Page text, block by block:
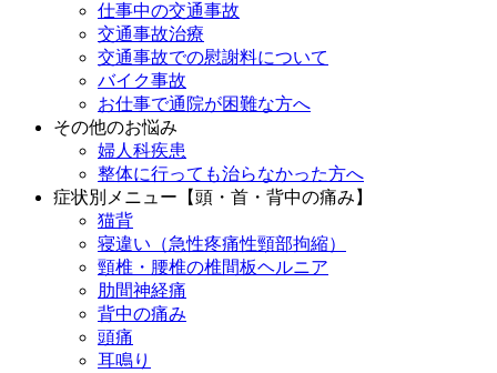
仕事中の交通事故
交通事故治療
交通事故での慰謝料について
バイク事故
お仕事で通院が困難な方へ
その他のお悩み
婦人科疾患
整体に行っても治らなかった方へ
症状別メニュー【頭・首・背中の痛み】
猫背
寝違い（急性疼痛性頸部拘縮）
頸椎・腰椎の椎間板ヘルニア
肋間神経痛
背中の痛み
頭痛
耳鳴り